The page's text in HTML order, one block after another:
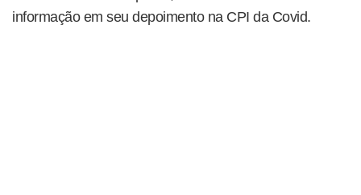
informação em seu depoimento na CPI da Covid.